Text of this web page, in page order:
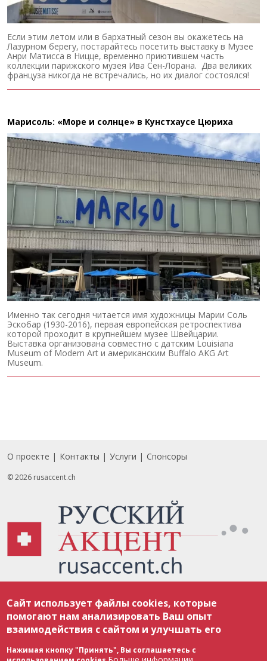
Если этим летом или в бархатный сезон вы окажетесь на
Лазурном берегу, постарайтесь посетить выставку в Музее
Анри Матисса в Ницце, временно приютившем часть
коллекции парижского музея Ива Сен-Лорана. Два великих
француза никогда не встречались, но их диалог состоялся!
Марисоль: «Море и солнце» в Кунстхаусе Цюриха
Именно так сегодня читается имя художницы Марии Соль
Эскобар (1930-2016), первая европейская ретроспектива
которой проходит в крупнейшем музее Швейцарии.
Выставка организована совместно с датским Louisiana
Museum of Modern Art и американским Buffalo AKG Art
Museum.
Footer
О проекте Контакты Услуги Спонсоры
© 2026 rusaccent.ch
соответствии с законодательством Швейцарии об авторском праве и
международными соглашениями. Полное или частичное использование
материалов возможно только с разрешения редакции. В случае полного
или частичного воспроизведения материалов сайта rusaccent.ch,
ОБЯЗАТЕЛЬНА АКТИВНАЯ ГИПЕРССЫЛКА на конкретный заимствованный
текст. Фотоизображения, размещенные редакцией rusaccent.ch, являются
ее исключительной собственностью. Полное или частичное
Сайт использует файлы cookies, которые
помогают нам анализировать Ваш опыт
взаимодействия с сайтом и улучшать его
Нажимая кнопку "Принять", Вы соглашаетесь с